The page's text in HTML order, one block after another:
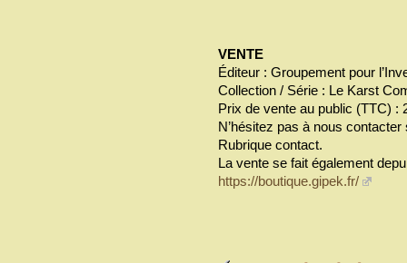
VENTE
Éditeur : Groupement pour
Collection / Série : Le Karst
Prix de vente au public (TTC) :
N’hésitez pas à nous
Rubrique contact.
La vente se fait également
https://boutique.gipek.fr/